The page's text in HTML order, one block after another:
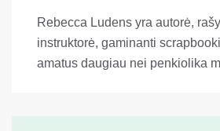
Rebecca Ludens yra autorė,
instruktorė, gaminanti
amatus daugiau nei penkiolika